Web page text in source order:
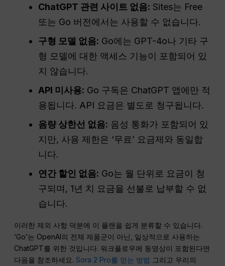
ChatGPT 관련 사이트 없음: Sites는 Free
또는 Go 버전에서는 사용할 수 없습니다.
구형 모델 없음: Go에는 GPT-4o나 기타 구
형 모델에 대한 액세스 기능이 포함되어 있
지 않습니다.
API 미사용: Go 구독은 ChatGPT 앱에만 적
용됩니다. API 요금은 별도로 청구됩니다.
음량 상한선 없음: 음성 통화가 포함되어 있
지만, 사용 제한은 ‘무료’ 요금제와 동일합
니다.
연간 할인 없음: Go는 월 단위로 요금이 청
구되며, 1년 치 요금을 선불로 납부할 수 없
습니다.
이러한 제외 사항 덕분에 이 플랜을 쉽게 분류할 수 있습니다.
‘Go’는 OpenAI의 전체 제품군이 아닌, 일상적으로 사용하는
ChatGPT를 위한 것입니다. 워크플로우에 동영상이 포함된다면
다음을 참조하세요.Sora 2 Pro를 얻는 방법 그리고 우리의